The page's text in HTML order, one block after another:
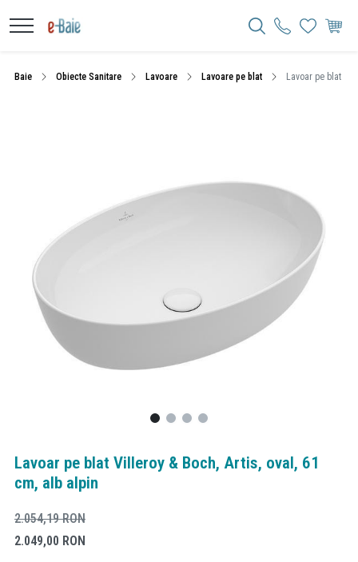
Baie Obiecte Sanitare Lavoare Lavoare pe blat Lavoar pe blat
Lavoar pe blat Villeroy & Boch, Artis, oval, 61
cm, alb alpin
2.054,19RON
2.049,00 RON